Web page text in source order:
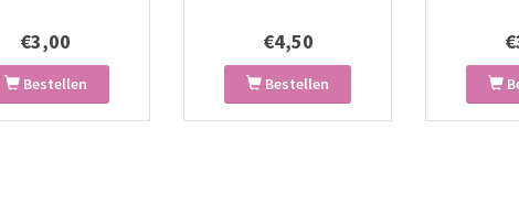
€3,00
Bestellen
€4,50
Bestellen